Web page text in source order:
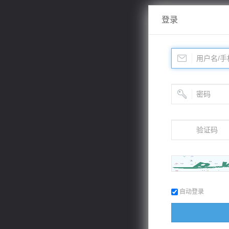
登录
自动登录